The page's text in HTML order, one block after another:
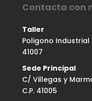
Contacta con
Taller
Poligono Industrial
41007
Sede Principal
C/ Villegas y
C.P. 41005